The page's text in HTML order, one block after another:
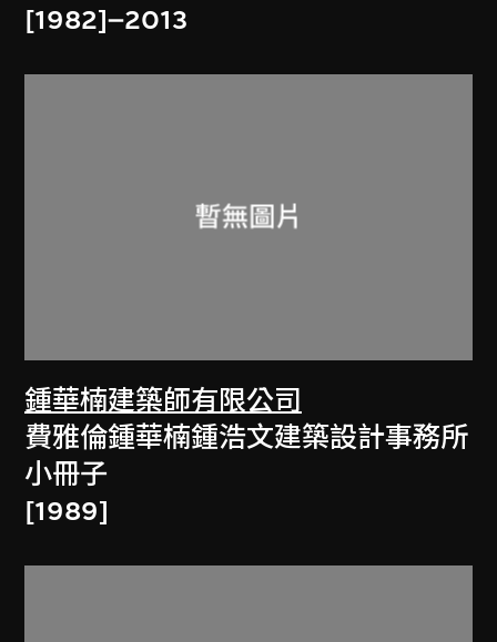
[1982]–2013
鍾華楠建築師有限公司
費雅倫鍾華楠鍾浩文建築設計事務所
小冊子
[1989]